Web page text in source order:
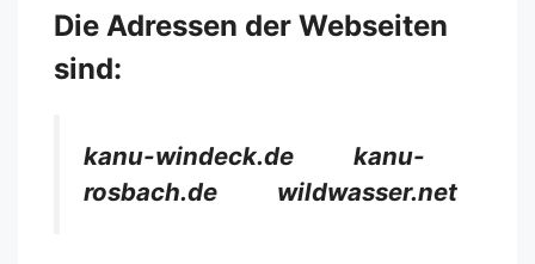
Die Adressen der Webseiten
sind:
kanu-windeck.de kanu-
rosbach.de wildwasser.net